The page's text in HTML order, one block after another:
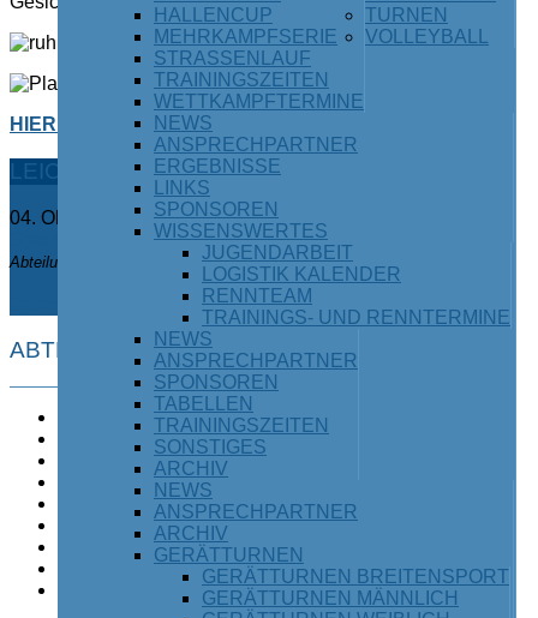
HALLENCUP
MEHRKAMPFSERIE
STRASSENLAUF
TRAININGSZEITEN
WETTKAMPFTERMINE
NEWS
ANSPRECHPARTNER
ERGEBNISSE
LINKS
SPONSOREN
WISSENSWERTES
JUGENDARBEIT
LOGISTIK KALENDER
RENNTEAM
TRAININGS- UND RENNTERMINE
NEWS
ANSPRECHPARTNER
SPONSOREN
TABELLEN
TRAININGSZEITEN
SONSTIGES
ARCHIV
TURNEN
NEWS
ANSPRECHPARTNER
ARCHIV
GERÄTTURNEN
GERÄTTURNEN BREITENSPORT
GERÄTTURNEN MÄNNLICH
VOLLEYBALL
HIER GIBTS DIE TICKETS!
LEICHTATHLETIK:TERMINE UND EVENTS
04. Okt. 2026 -04. Okt. 2026
Sparkassenmehrkampfserie Teil IV
Abteilung / Kategorie: Leichtathletik
Ganzen Kalender ansehen
ABTEILUNGEN
Breitensport
Inlinehockey
Leichtathletik